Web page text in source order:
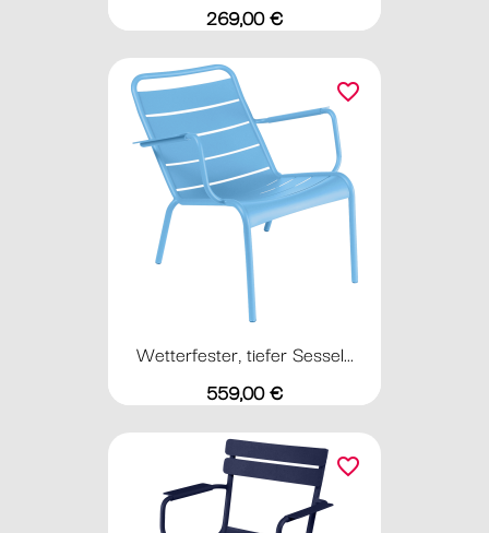
Preis
269,00 €
Wetterfester, tiefer Sessel...
Preis
559,00 €
favorite_border
favorite_border